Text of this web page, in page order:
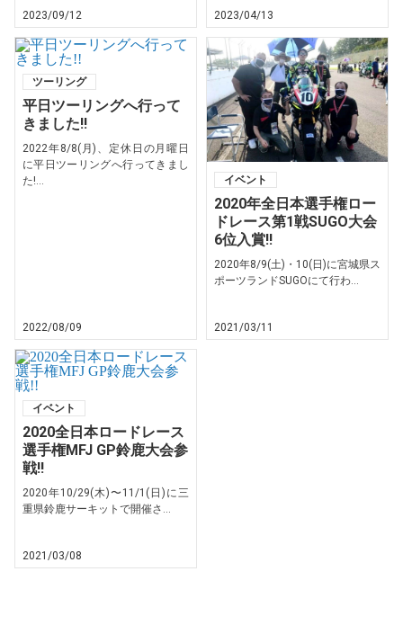
2023/09/12 2023/04/13
ツーリング
平日ツーリングへ行って
きました!!
2022年8/8(月)、定休日の月曜日
に平日ツーリングへ行ってきまし
た!...
2022/08/09
イベント
2020年全日本選手権ロー
ドレース第1戦SUGO大会
6位入賞!!
2020年8/9(土)・10(日)に宮城県ス
ポーツランドSUGOにて行わ...
2021/03/11
イベント
2020全日本ロードレース
選手権MFJ GP鈴鹿大会参
戦!!
2020年10/29(木)〜11/1(日)に三
重県鈴鹿サーキットで開催さ...
2021/03/08